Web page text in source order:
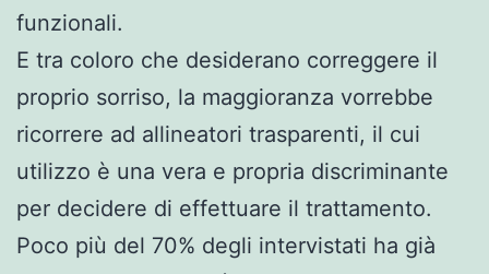
funzionali.
E tra coloro che desiderano correggere il
proprio sorriso, la maggioranza vorrebbe
ricorrere ad allineatori trasparenti, il cui
utilizzo è una vera e propria discriminante
per decidere di effettuare il trattamento.
Poco più del 70% degli intervistati ha già